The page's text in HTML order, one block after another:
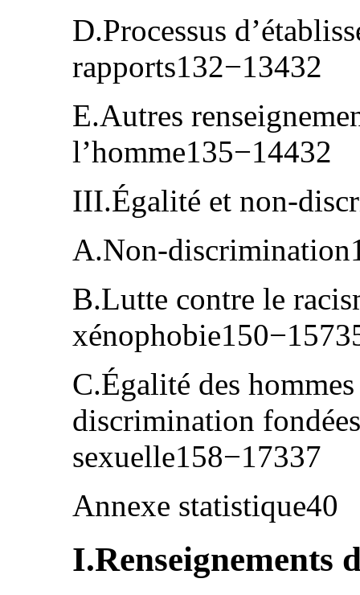
D.Processus
rapports132−13432
E.Autres
l’homme135−14432
III.Égalité et non-
A.Non-
B.Lutte contre le
C.Égalité des
discrimination
sexuelle158−17337
Annexe statistique40
I.Renseignements